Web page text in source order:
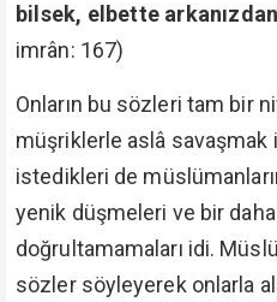
bilsek, elbette
imrân: 167)
Onların bu sözleri tam bir
müşriklerle aslâ savaşmak
istedikleri de
yenik düşmeleri ve bir
doğrultamamaları idi.
sözler söyleyerek onlarla